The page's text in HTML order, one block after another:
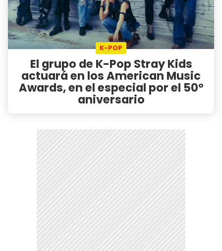
K-POP
El grupo de K-Pop Stray Kids
actuará en los American Music
Awards, en el especial por el 50º
aniversario